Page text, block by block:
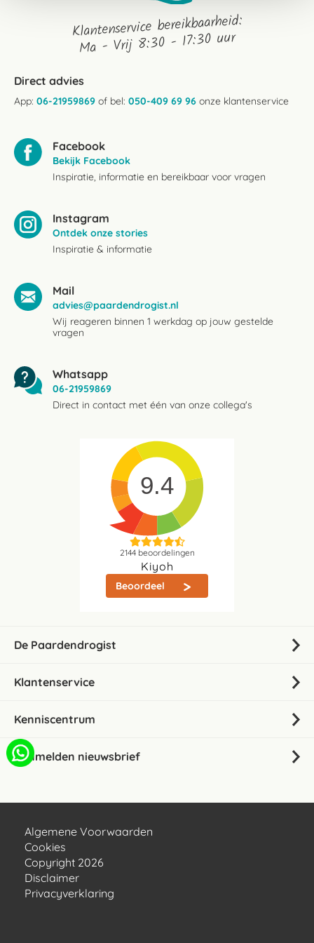
Klantenservice bereikbaarheid:
Ma - Vrij 8:30 - 17:30 uur
Direct advies
App: 06-21959869 of bel: 050-409 69 96 onze klantenservice
Facebook
Bekijk Facebook
Inspiratie, informatie en bereikbaar voor vragen
Instagram
Ontdek onze stories
Inspiratie & informatie
Mail
advies@paardendrogist.nl
Wij reageren binnen 1 werkdag op jouw gestelde
vragen
Whatsapp
06-21959869
Direct in contact met één van onze collega's
9.4
2144beoordelingen
Kiyoh
Beoordeel
De Paardendrogist
Klantenservice
Kenniscentrum
Aanmelden nieuwsbrief
Algemene Voorwaarden
Cookies
Copyright 2026
Disclaimer
Privacyverklaring